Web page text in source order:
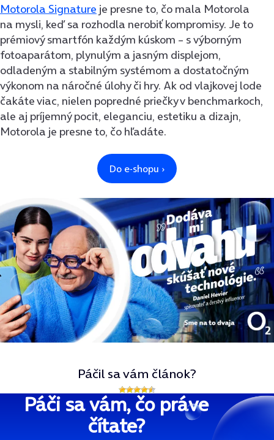
Motorola Signature je presne to, čo mala Motorola
na mysli, keď sa rozhodla nerobiť kompromisy. Je to
prémiový smartfón každým kúskom – s výborným
fotoaparátom, plynulým a jasným displejom,
odladeným a stabilným systémom a dostatočným
výkonom na náročné úlohy či hry. Ak od vlajkovej lode
čakáte viac, nielen popredné priečky v benchmarkoch,
ale aj príjemný pocit, eleganciu, estetiku a dizajn,
Motorola je presne to, čo hľadáte.
Páčil sa vám článok?
Páči sa vám, čo práve
čítate?